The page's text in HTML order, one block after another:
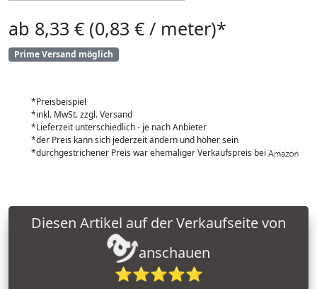
ab 8,33 € (0,83 € / meter)*
Prime Versand möglich
*Preisbeispiel
*inkl. MwSt. zzgl. Versand
*Lieferzeit unterschiedlich - je nach Anbieter
*der Preis kann sich jederzeit ändern und höher sein
*durchgestrichener Preis war ehemaliger Verkaufspreis bei
anschauen
⭐⭐⭐⭐⭐